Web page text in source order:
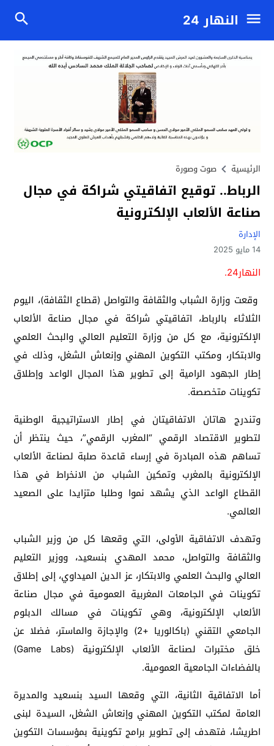
النهار 24
الرئيسية صوت وصورة
الرباط.. توقيع اتفاقيتي شراكة في مجال
صناعة الألعاب الإلكترونية
الإدارة
14 مايو 2025
النهار24.
وقعت وزارة الشباب والثقافة والتواصل (قطاع الثقافة)، اليوم
الثلاثاء بالرباط، اتفاقيتي شراكة في مجال صناعة الألعاب
الإلكترونية، مع كل من وزارة التعليم العالي والبحث العلمي
والابتكار، ومكتب التكوين المهني وإنعاش الشغل، وذلك في
إطار الجهود الرامية إلى تطوير هذا المجال الواعد وإطلاق
تكوينات متخصصة.
وتندرج هاتان الاتفاقيتان في إطار الاستراتيجية الوطنية
لتطوير الاقتصاد الرقمي “المغرب الرقمي”، حيث ينتظر أن
تساهم هذه المبادرة في إرساء قاعدة صلبة لصناعة الألعاب
الإلكترونية بالمغرب وتمكين الشباب من الانخراط في هذا
القطاع الواعد الذي يشهد نموا وطلبا متزايدا على الصعيد
العالمي.
وتهدف الاتفاقية الأولى، التي وقعها كل من وزير الشباب
والثقافة والتواصل، محمد المهدي بنسعيد، ووزير التعليم
العالي والبحث العلمي والابتكار، عز الدين الميداوي، إلى إطلاق
تكوينات في الجامعات المغربية العمومية في مجال صناعة
الألعاب الإلكترونية، وهي تكوينات في مسالك الدبلوم
الجامعي التقني (باكالوريا +2) والإجازة والماستر، فضلا عن
خلق مختبرات لصناعة الألعاب الإلكترونية (Game Labs)
بالفضاءات الجامعية العمومية.
أما الاتفاقية الثانية، التي وقعها السيد بنسعيد والمديرة
العامة لمكتب التكوين المهني وإنعاش الشغل، السيدة لبنى
اطريشا، فتهدف إلى تطوير برامج تكوينية بمؤسسات التكوين